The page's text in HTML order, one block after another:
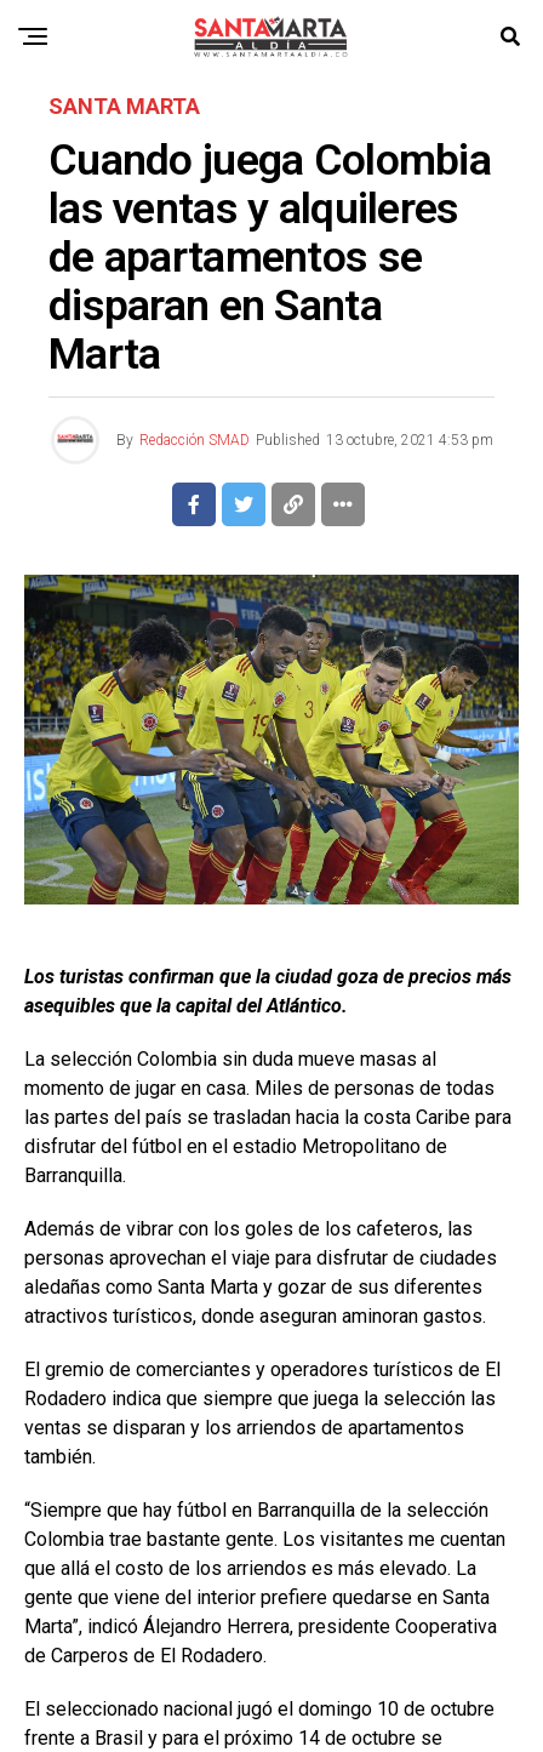
SANTA MARTA
Cuando juega Colombia
las ventas y alquileres
de apartamentos se
disparan en Santa
Marta
By Redacción SMAD Published 13 octubre, 2021 4:53 pm
Los turistas confirman que la ciudad goza de precios más
asequibles que la capital del Atlántico.
La selección Colombia sin duda mueve masas al
momento de jugar en casa. Miles de personas de todas
las partes del país se trasladan hacia la costa Caribe para
disfrutar del fútbol en el estadio Metropolitano de
Barranquilla.
Además de vibrar con los goles de los cafeteros, las
personas aprovechan el viaje para disfrutar de ciudades
aledañas como Santa Marta y gozar de sus diferentes
atractivos turísticos, donde aseguran aminoran gastos.
El gremio de comerciantes y operadores turísticos de El
Rodadero indica que siempre que juega la selección las
ventas se disparan y los arriendos de apartamentos
también.
“Siempre que hay fútbol en Barranquilla de la selección
Colombia trae bastante gente. Los visitantes me cuentan
que allá el costo de los arriendos es más elevado. La
gente que viene del interior prefiere quedarse en Santa
Marta”, indicó Álejandro Herrera, presidente Cooperativa
de Carperos de El Rodadero.
El seleccionado nacional jugó el domingo 10 de octubre
frente a Brasil y para el próximo 14 de octubre se